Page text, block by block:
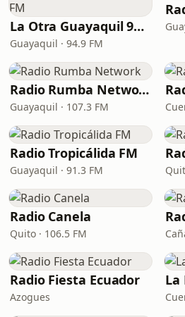
La Otra Guayaquil 94.9 FM
Guayaquil · 94.9 FM
Radio Rumba Network
Guayaquil · 107.3 FM
Radio Tropicálida FM
Guayaquil · 91.3 FM
Radio Canela
Quito · 106.5 FM
Radio Fiesta Ecuador
Azogues
La